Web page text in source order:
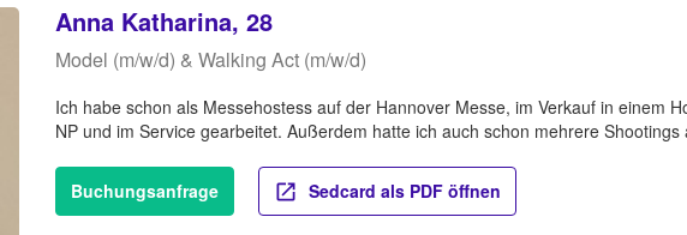
Anna Katharina, 28
Model (m/w/d) & Walking Act (m/w/d)
Ich habe schon als Messehostess auf der Hannover Messe, im Verkauf in einem
NP und im Service gearbeitet. Außerdem hatte ich auch schon mehrere Shootings
Buchungsanfrage Sedcard als PDF öffnen